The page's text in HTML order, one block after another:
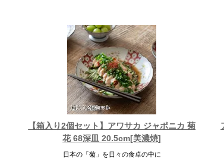
【箱入り2個セット】アワサカ ジャポニカ 菊
花 68深皿 20.5cm[美濃焼]
日本の「菊」を日々の食卓の中に